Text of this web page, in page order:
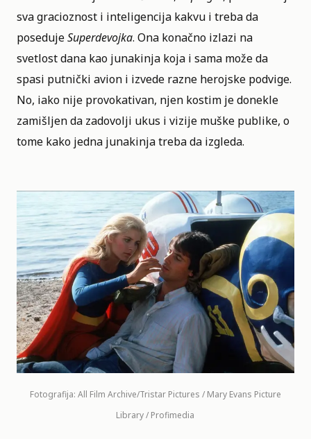
sva gracioznost i inteligencija kakvu i treba da
posedujeSuperdevojka. Ona konačno izlazi na
svetlost dana kao junakinja koja i sama može da
spasi putnički avion i izvede razne herojske podvige.
No, iako nije provokativan, njen kostim je donekle
zamišljen da zadovolji ukus i vizije muške publike, o
tome kako jedna junakinja treba da izgleda.
Fotografija: All Film Archive/Tristar Pictures / Mary Evans Picture
Library / Profimedia